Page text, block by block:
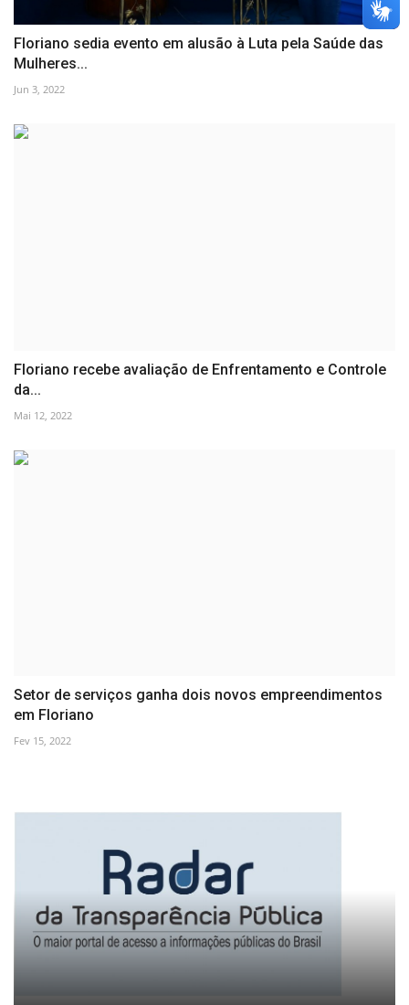
Floriano sedia evento em alusão à Luta pela Saúde das
Mulheres...
Jun 3, 2022
Floriano recebe avaliação de Enfrentamento e Controle
da...
Mai 12, 2022
Setor de serviços ganha dois novos empreendimentos
em Floriano
Fev 15, 2022